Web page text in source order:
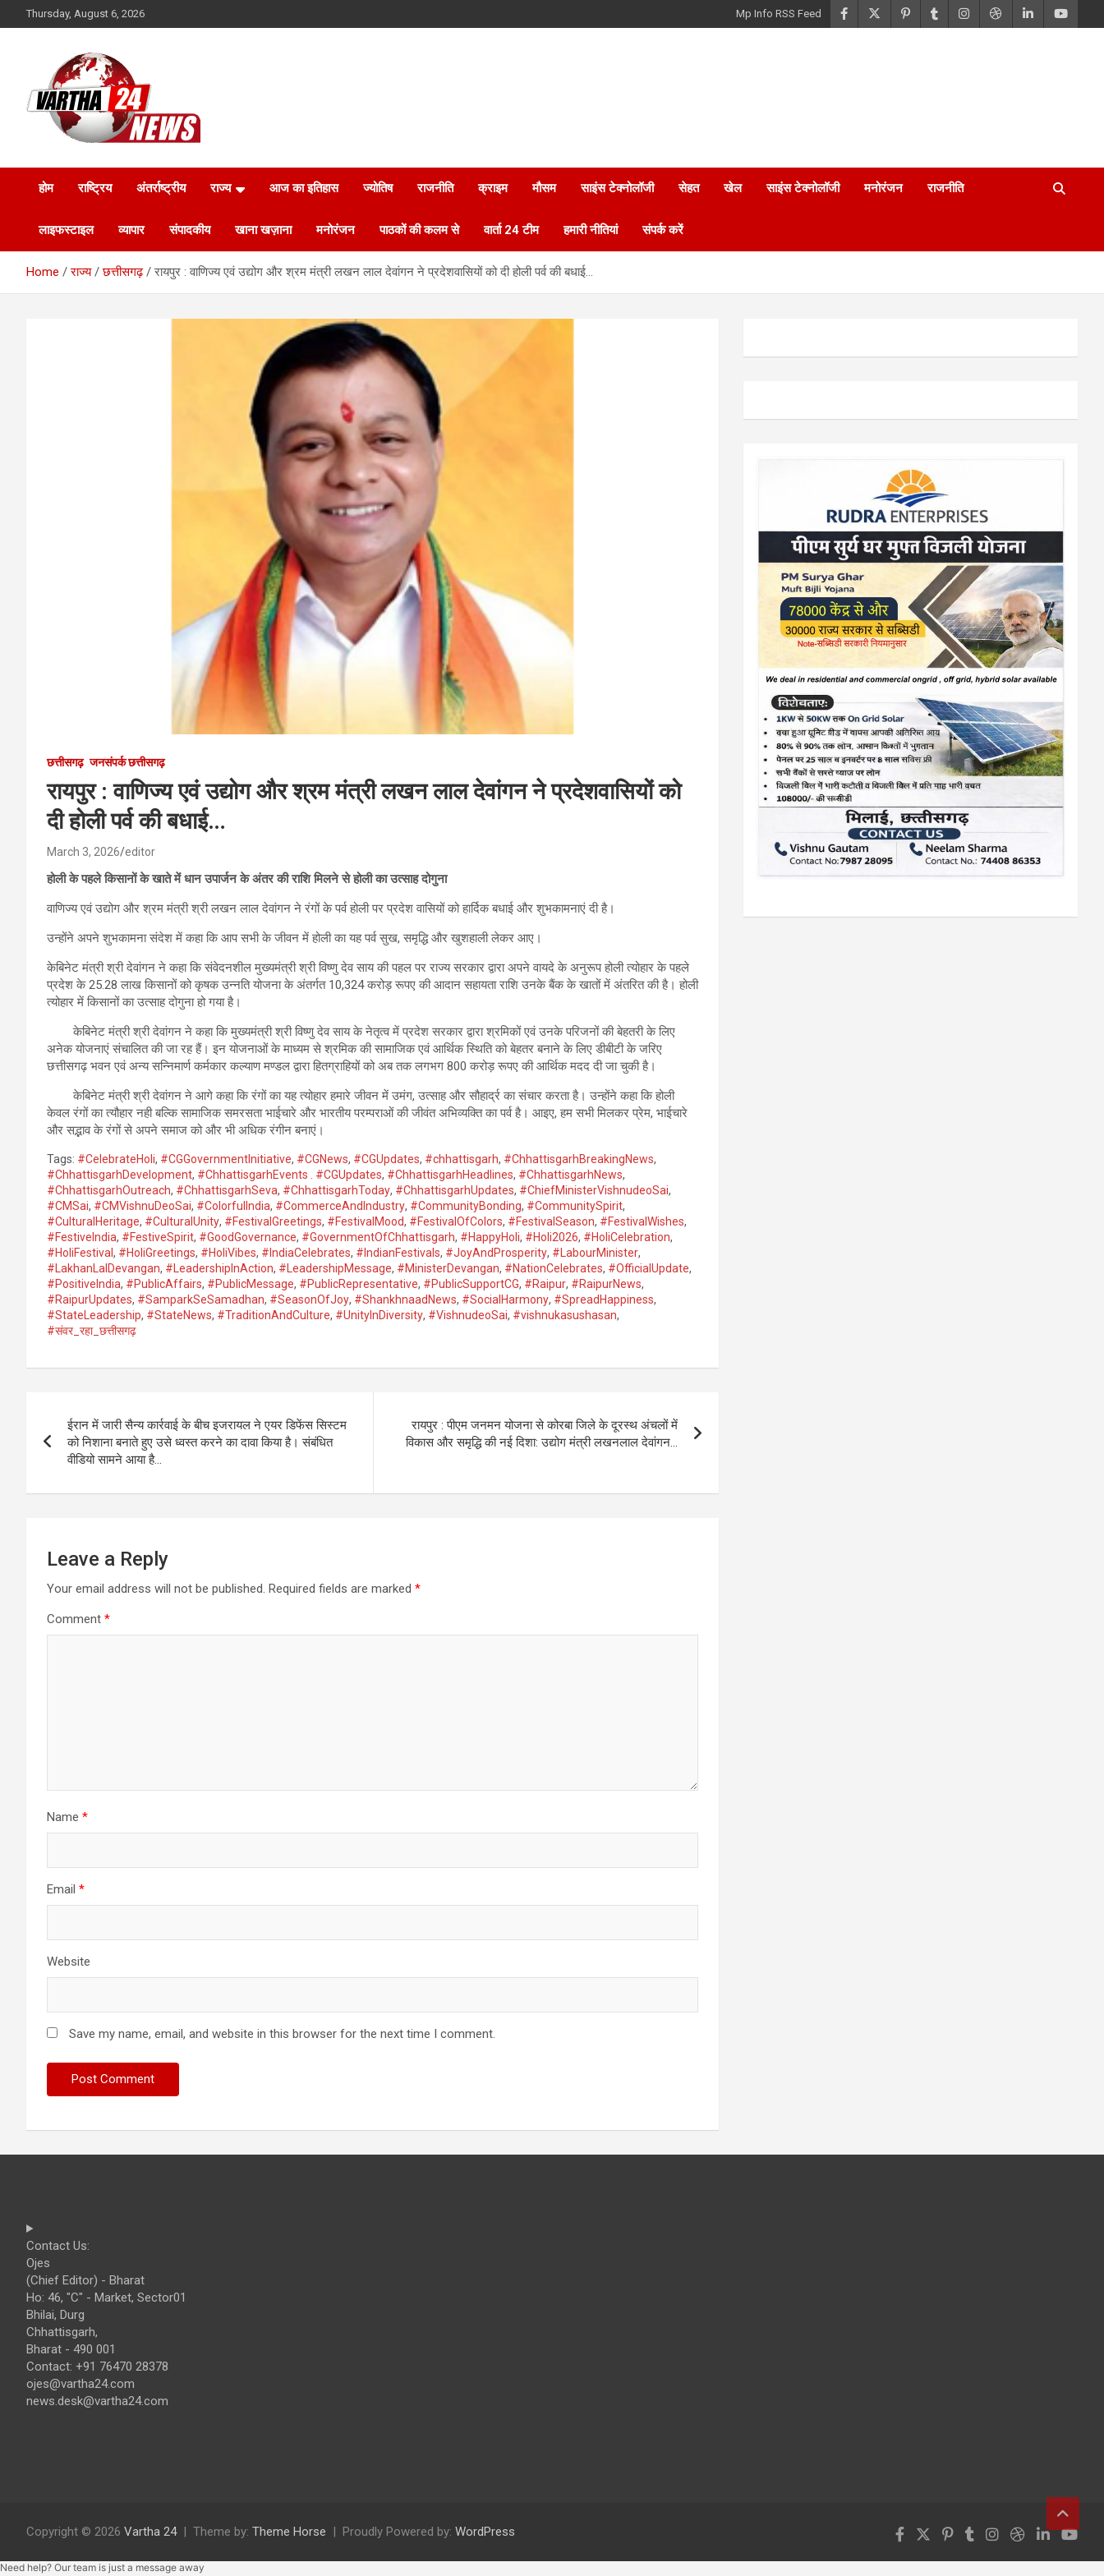
to
Thursday, August 6, 2026 Mp Info RSS Feed
Vartha 24
होम राष्ट्रिय अंतर्राष्ट्रीय राज्य आज का इतिहास ज्योतिष राजनीति क्राइम मौसम साइंस टेक्नोलॉजी सेहत खेल साइंस टेक्नोलॉजी मनोरंजन राजनीति
लाइफस्टाइल व्यापार संपादकीय खाना खज़ाना मनोरंजन पाठकों की कलम से वार्ता 24 टीम हमारी नीतियां संपर्क करें
Home राज्य छत्तीसगढ़ रायपुर : वाणिज्य एवं उद्योग और श्रम मंत्री लखन लाल देवांगन ने प्रदेशवासियों को दी होली पर्व की बधाई…
छत्तीसगढ़ जनसंपर्क छत्तीसगढ़
रायपुर : वाणिज्य एवं उद्योग और श्रम मंत्री लखन लाल देवांगन ने प्रदेशवासियों को
दी होली पर्व की बधाई…
March 3, 2026 editor
होली के पहले किसानों के खाते में धान उपार्जन के अंतर की राशि मिलने से होली का उत्साह दोगुना
वाणिज्य एवं उद्योग और श्रम मंत्री श्री लखन लाल देवांगन ने रंगों के पर्व होली पर प्रदेश वासियों को हार्दिक बधाई और शुभकामनाएं दी है।
उन्होंने अपने शुभकामना संदेश में कहा कि आप सभी के जीवन में होली का यह पर्व सुख, समृद्धि और खुशहाली लेकर आए।
केबिनेट मंत्री श्री देवांगन ने कहा कि संवेदनशील मुख्यमंत्री श्री विष्णु देव साय की पहल पर राज्य सरकार द्वारा अपने वायदे के अनुरूप होली त्योहार के पहले
प्रदेश के 25.28 लाख किसानों को कृषक उन्नति योजना के अंतर्गत 10,324 करोड़ रूपए की आदान सहायता राशि उनके बैंक के खातों में अंतरित की है। होली
त्योहार में किसानों का उत्साह दोगुना हो गया है।
केबिनेट मंत्री श्री देवांगन ने कहा कि मुख्यमंत्री श्री विष्णु देव साय के नेतृत्व में प्रदेश सरकार द्वारा श्रमिकों एवं उनके परिजनों की बेहतरी के लिए
अनेक योजनाएं संचालित की जा रह हैं। इन योजनाओं के माध्यम से श्रमिक की सामाजिक एवं आर्थिक स्थिति को बेहतर बनाने के लिए डीबीटी के जरिए
छत्तीसगढ़ भवन एवं अन्य सन्निमार्ण कर्मकार कल्याण मण्डल द्वारा हितग्राहियों को अब तक लगभग 800 करोड़ रूपए की आर्थिक मदद दी जा चुकी है।
केबिनेट मंत्री श्री देवांगन ने आगे कहा कि रंगों का यह त्योहार हमारे जीवन में उमंग, उत्साह और सौहार्द्र का संचार करता है। उन्होंने कहा कि होली
केवल रंगों का त्यौहार नही बल्कि सामाजिक समरसता भाईचारे और भारतीय परम्पराओं की जीवंत अभिव्यक्ति का पर्व है। आइए, हम सभी मिलकर प्रेम, भाईचारे
और सद्भाव के रंगों से अपने समाज को और भी अधिक रंगीन बनाएं।
Tags: #CelebrateHoli, #CGGovernmentInitiative, #CGNews, #CGUpdates, #chhattisgarh, #ChhattisgarhBreakingNews,
#ChhattisgarhDevelopment, #ChhattisgarhEvents . #CGUpdates, #ChhattisgarhHeadlines, #ChhattisgarhNews,
#ChhattisgarhOutreach, #ChhattisgarhSeva, #ChhattisgarhToday, #ChhattisgarhUpdates, #ChiefMinisterVishnudeoSai,
#CMSai, #CMVishnuDeoSai, #ColorfulIndia, #CommerceAndIndustry, #CommunityBonding, #CommunitySpirit,
#CulturalHeritage, #CulturalUnity, #FestivalGreetings, #FestivalMood, #FestivalOfColors, #FestivalSeason, #FestivalWishes,
#FestiveIndia, #FestiveSpirit, #GoodGovernance, #GovernmentOfChhattisgarh, #HappyHoli, #Holi2026, #HoliCelebration,
#HoliFestival , #HoliGreetings, #HoliVibes, #IndiaCelebrates, #IndianFestivals, #JoyAndProsperity, #LabourMinister,
#LakhanLalDevangan, #LeadershipInAction, #LeadershipMessage, #MinisterDevangan, #NationCelebrates, #OfficialUpdate,
#PositiveIndia, #PublicAffairs, #PublicMessage, #PublicRepresentative, #PublicSupportCG, #Raipur, #RaipurNews,
#RaipurUpdates, #SamparkSeSamadhan, #SeasonOfJoy, #ShankhnaadNews, #SocialHarmony, #SpreadHappiness,
#StateLeadership, #StateNews, #TraditionAndCulture, #UnityInDiversity, #VishnudeoSai, #vishnukasushasan,
#संवर_रहा_छत्तीसगढ़
navigation
ईरान में जारी सैन्य कार्रवाई के बीच इजरायल ने एयर डिफेंस सिस्टम
को निशाना बनाते हुए उसे ध्वस्त करने का दावा किया है। संबंधित
वीडियो सामने आया है…
रायपुर : पीएम जनमन योजना से कोरबा जिले के दूरस्थ अंचलों में
विकास और समृद्धि की नई दिशा: उद्योग मंत्री लखनलाल देवांगन…
Leave a Reply
Your email address will not be published. Required fields are marked *
Comment *
Name *
Email *
Website
Save my name, email, and website in this browser for the next time I comment.
Contact Us:
Ojes
(Chief Editor) - Bharat
Ho: 46, "C" - Market, Sector01
Bhilai, Durg
Chhattisgarh,
Bharat - 490 001
Contact: +91 76470 28378
ojes@vartha24.com
news.desk@vartha24.com
Copyright © 2026 Vartha 24 Theme by: Theme Horse Proudly Powered by: WordPress
Need help? Our team is just a message away